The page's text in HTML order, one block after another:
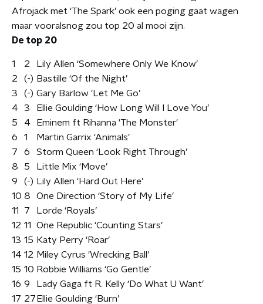
Afrojack met ‘The Spark’ ook een poging gaat wagen
maar vooralsnog zou top 20 al mooi zijn.
De top 20
1 2
Lily Allen ‘Somewhere Only We Know’
2
(-) Bastille ‘Of the Night’
3
(-) Gary Barlow ‘Let Me Go’
4
3
Ellie Goulding ‘How Long Will I Love You’
5
4
Eminem ft Rihanna 'The Monster'
6
1
Martin Garrix ‘Animals’
7
6
Storm Queen ‘Look Right Through’
8
5
Little Mix ‘Move’
9
(-) Lily Allen ‘Hard Out Here’
10 8
One Direction ‘Story of My Life’
11
7
Lorde ‘Royals’
12 11
One Republic ‘Counting Stars’
13 15 Katy Perry ‘Roar’
14 12 Miley Cyrus 'Wrecking Ball'
15 10 Robbie Williams ‘Go Gentle’
16 9
Lady Gaga ft R. Kelly ‘Do What U Want’
17 27 Ellie Goulding ‘Burn’